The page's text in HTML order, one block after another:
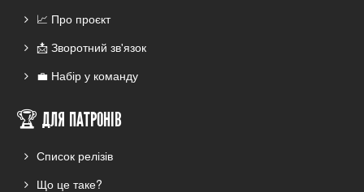
📈 Про проєкт
📩 Зворотний зв'язок
💼 Набір у команду
🏆 ДЛЯ ПАТРОНІВ
Список релізів
Що це таке?